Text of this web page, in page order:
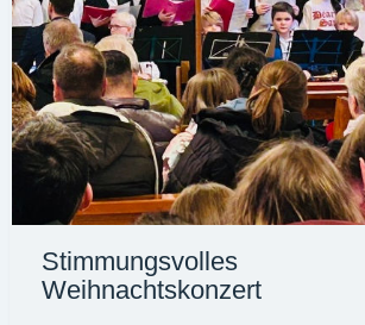
Stimmungsvolles
Weihnachtskonzert